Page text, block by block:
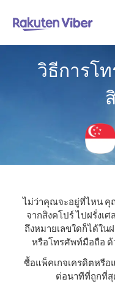
วิธีการโท
ไม่ว่าคุณจะอยู่ที่ไหน คุ
จากสิงคโปร์ ไปฝรั่งเศ
ถึงหมายเลขใดก็ได้ใน
หรือโทรศัพท์มือถือ ด้
ซื้อแพ็คเกจเครดิตหรือ
ต่อนาทีที่ถูกที่สุ